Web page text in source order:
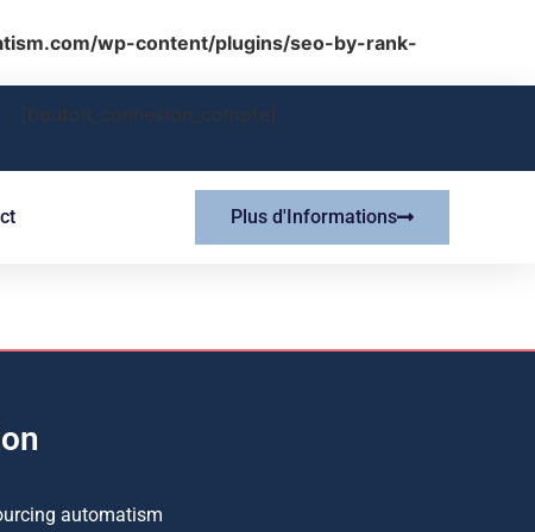
wp-content/plugins/seo-by-rank-
[bouton_connexion_compte]
Plus d'Informations
automatism